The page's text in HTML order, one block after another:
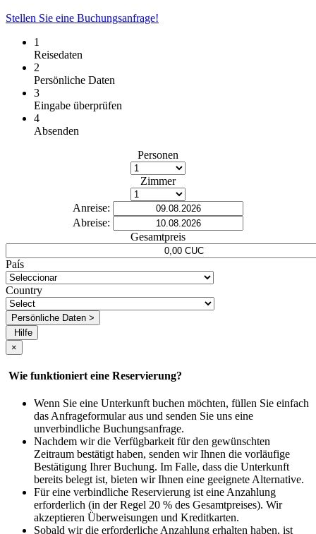
Stellen Sie eine Buchungsanfrage!
1
Reisedaten
2
Persönliche Daten
3
Eingabe überprüfen
4
Absenden
Personen
Zimmer
Anreise:
Abreise:
Gesamtpreis
País
Country
Persönliche Daten >
Hilfe
×
Wie funktioniert eine Reservierung?
Wenn Sie eine Unterkunft buchen möchten, füllen Sie einfach
das Anfrageformular aus und senden Sie uns eine
unverbindliche Buchungsanfrage.
Nachdem wir die Verfügbarkeit für den gewünschten
Zeitraum bestätigt haben, senden wir Ihnen die vorläufige
Bestätigung Ihrer Buchung. Im Falle, dass die Unterkunft
bereits belegt ist, bieten wir Ihnen eine geeignete Alternative.
Für eine verbindliche Reservierung ist eine Anzahlung
erforderlich (in der Regel 20 % des Gesamtpreises). Wir
akzeptieren Überweisungen und Kreditkarten.
Sobald wir die erforderliche Anzahlung erhalten haben, ist